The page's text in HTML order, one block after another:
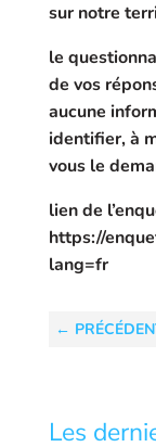
sur notre
le
de vos
aucune
identifier, à
vous le
lien de
https://
lang=fr
←
Les